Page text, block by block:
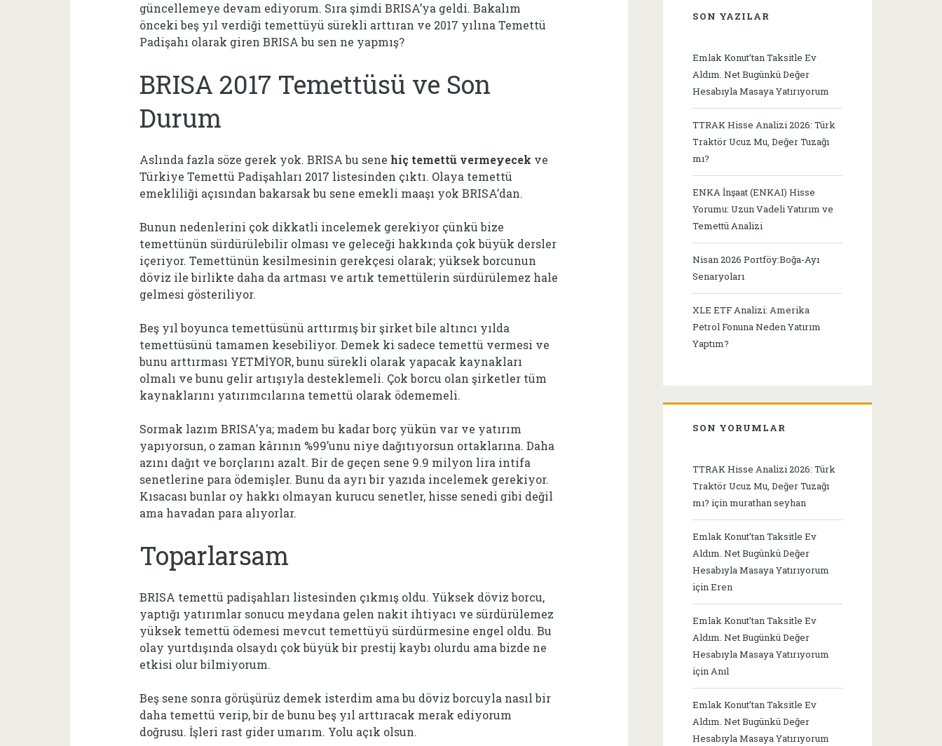
güncellemeye devam ediyorum. Sıra şimdi BRISA’ya geldi. Bakalım
önceki beş yıl verdiği temettüyü sürekli arttıran ve 2017 yılına Temettü
Padişahı olarak giren BRISA bu sen ne yapmış?
BRISA 2017 Temettüsü ve Son
Durum
Aslında fazla söze gerek yok. BRISA bu sene hiç temettü vermeyecek ve
Türkiye Temettü Padişahları 2017 listesinden çıktı. Olaya temettü
emekliliği açısından bakarsak bu sene emekli maaşı yok BRISA’dan.
Bunun nedenlerini çok dikkatli incelemek gerekiyor çünkü bize
temettünün sürdürülebilir olması ve geleceği hakkında çok büyük dersler
içeriyor. Temettünün kesilmesinin gerekçesi olarak; yüksek borcunun
döviz ile birlikte daha da artması ve artık temettülerin sürdürülemez hale
gelmesi gösteriliyor.
Beş yıl boyunca temettüsünü arttırmış bir şirket bile altıncı yılda
temettüsünü tamamen kesebiliyor. Demek ki sadece temettü vermesi ve
bunu arttırması YETMİYOR, bunu sürekli olarak yapacak kaynakları
olmalı ve bunu gelir artışıyla desteklemeli. Çok borcu olan şirketler tüm
kaynaklarını yatırımcılarına temettü olarak ödememeli.
Sormak lazım BRISA’ya; madem bu kadar borç yükün var ve yatırım
yapıyorsun, o zaman kârının %99’unu niye dağıtıyorsun ortaklarına. Daha
azını dağıt ve borçlarını azalt. Bir de geçen sene 9.9 milyon lira intifa
senetlerine para ödemişler. Bunu da ayrı bir yazıda incelemek gerekiyor.
Kısacası bunlar oy hakkı olmayan kurucu senetler, hisse senedi gibi değil
ama havadan para alıyorlar.
Toparlarsam
BRISA temettü padişahları listesinden çıkmış oldu. Yüksek döviz borcu,
yaptığı yatırımlar sonucu meydana gelen nakit ihtiyacı ve sürdürülemez
yüksek temettü ödemesi mevcut temettüyü sürdürmesine engel oldu. Bu
olay yurtdışında olsaydı çok büyük bir prestij kaybı olurdu ama bizde ne
etkisi olur bilmiyorum.
Beş sene sonra görüşürüz demek isterdim ama bu döviz borcuyla nasıl bir
daha temettü verip, bir de bunu beş yıl arttıracak merak ediyorum
doğrusu. İşleri rast gider umarım. Yolu açık olsun.
SON YAZILAR
Emlak Konut’tan Taksitle Ev
Aldım. Net Bugünkü Değer
Hesabıyla Masaya Yatırıyorum
TTRAK Hisse Analizi 2026: Türk
Traktör Ucuz Mu, Değer Tuzağı
mı?
ENKA İnşaat (ENKAI) Hisse
Yorumu: Uzun Vadeli Yatırım ve
Temettü Analizi
Nisan 2026 Portföy:Boğa-Ayı
Senaryoları
XLE ETF Analizi: Amerika
Petrol Fonuna Neden Yatırım
Yaptım?
SON YORUMLAR
TTRAK Hisse Analizi 2026: Türk
Traktör Ucuz Mu, Değer Tuzağı
mı? içinmurathan seyhan
Emlak Konut’tan Taksitle Ev
Aldım. Net Bugünkü Değer
Hesabıyla Masaya Yatırıyorum
içinEren
Emlak Konut’tan Taksitle Ev
Aldım. Net Bugünkü Değer
Hesabıyla Masaya Yatırıyorum
içinAnıl
Emlak Konut’tan Taksitle Ev
Aldım. Net Bugünkü Değer
Hesabıyla Masaya Yatırıyorum